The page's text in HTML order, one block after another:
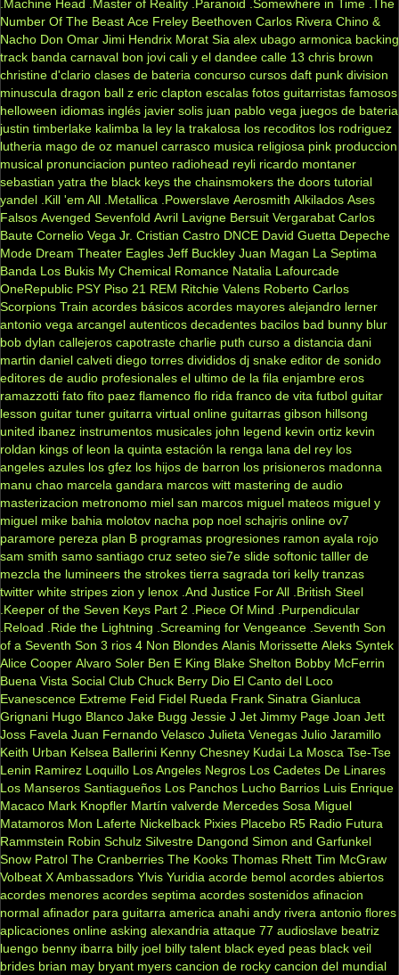
.Machine Head .Master of Reality .Paranoid .Somewhere in Time
.The
Number Of The Beast Ace Freley Beethoven Carlos Rivera Chino &
Nacho Don Omar Jimi Hendrix Morat Sia alex ubago armonica backing
track banda carnaval bon jovi cali y el dandee calle 13 chris brown
christine d'clario clases de bateria concurso cursos daft punk division
minuscula dragon ball z eric clapton escalas fotos guitarristas famosos
helloween idiomas inglés javier solis juan pablo vega juegos de bateria
justin timberlake kalimba la ley la trakalosa los recoditos los rodriguez
lutheria mago de oz manuel carrasco musica religiosa pink produccion
musical pronunciacion punteo radiohead reyli ricardo montaner
sebastian yatra the black keys the chainsmokers the doors tutorial
yandel .Kill 'em All .Metallica .Powerslave Aerosmith Alkilados Ases
Falsos Avenged Sevenfold Avril Lavigne Bersuit Vergarabat Carlos
Baute Cornelio Vega Jr. Cristian Castro DNCE David Guetta Depeche
Mode Dream Theater Eagles Jeff Buckley Juan Magan La Septima
Banda Los Bukis My Chemical Romance Natalia Lafourcade
OneRepublic PSY Piso 21 REM Ritchie Valens Roberto Carlos
Scorpions Train acordes básicos acordes mayores alejandro lerner
antonio vega arcangel autenticos decadentes bacilos bad bunny blur
bob dylan callejeros capotraste charlie puth curso a distancia dani
martin daniel calveti diego torres divididos dj snake editor de sonido
editores de audio profesionales el ultimo de la fila enjambre eros
ramazzotti fato fito paez flamenco flo rida franco de vita futbol guitar
lesson guitar tuner guitarra virtual online guitarras gibson hillsong
united ibanez instrumentos musicales john legend kevin ortiz kevin
roldan kings of leon la quinta estación la renga lana del rey los
angeles azules los gfez los hijos de barron los prisioneros madonna
manu chao marcela gandara marcos witt mastering de audio
masterizacion metronomo miel san marcos miguel mateos miguel y
miguel mike bahia molotov nacha pop noel schajris online ov7
paramore pereza plan B programas progresiones ramon ayala rojo
sam smith samo santiago cruz seteo sie7e slide softonic talller de
mezcla the lumineers the strokes tierra sagrada tori kelly tranzas
twitter white stripes zion y lenox .And Justice For All .British Steel
.Keeper of the Seven Keys Part 2
.Piece Of Mind
.Purpendicular
.Reload
.Ride the Lightning .Screaming for Vengeance .Seventh Son
of a Seventh Son 3 rios 4 Non Blondes Alanis Morissette Aleks Syntek
Alice Cooper Alvaro Soler Ben E King Blake Shelton Bobby McFerrin
Buena Vista Social Club Chuck Berry Dio El Canto del Loco
Evanescence Extreme Feid Fidel Rueda Frank Sinatra Gianluca
Grignani Hugo Blanco Jake Bugg Jessie J Jet Jimmy Page Joan Jett
Joss Favela Juan Fernando Velasco Julieta Venegas Julio Jaramillo
Keith Urban Kelsea Ballerini Kenny Chesney Kudai La Mosca Tse-Tse
Lenin Ramirez Loquillo Los Angeles Negros Los Cadetes De Linares
Los Manseros Santiagueños Los Panchos Lucho Barrios Luis Enrique
Macaco Mark Knopfler Martín valverde Mercedes Sosa Miguel
Matamoros Mon Laferte Nickelback Pixies Placebo R5 Radio Futura
Rammstein Robin Schulz Silvestre Dangond Simon and Garfunkel
Snow Patrol The Cranberries The Kooks Thomas Rhett Tim McGraw
Volbeat X Ambassadors Ylvis Yuridia acorde bemol acordes abiertos
acordes menores acordes septima acordes sostenidos afinacion
normal afinador para guitarra america anahi andy rivera antonio flores
aplicaciones online asking alexandria attaque 77 audioslave beatriz
luengo benny ibarra billy joel billy talent black eyed peas black veil
brides brian may bryant myers cancion de rocky cancion del mundial